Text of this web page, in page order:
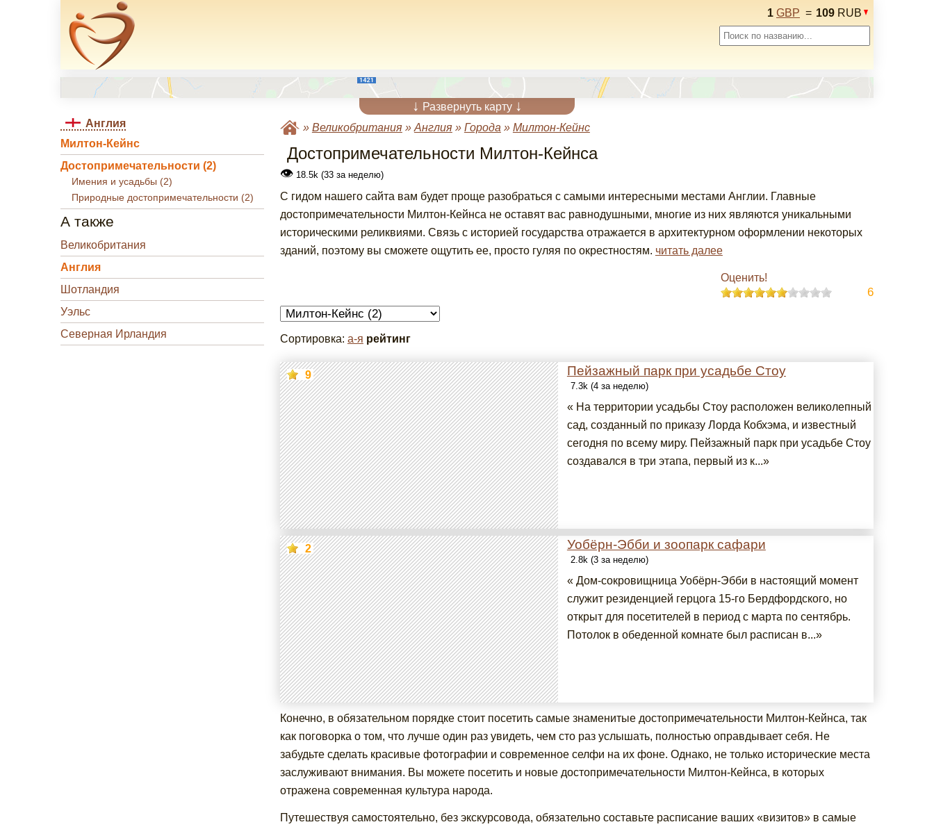
1 GBP = 109 RUB
↓ Развернуть карту ↓
Англия
Милтон-Кейнс
Достопримечательности (2)
Имения и усадьбы (2)
Природные достопримечательности (2)
А также
Великобритания
Англия
Шотландия
Уэльс
Северная Ирландия
» Великобритания» Англия» Города » Милтон-Кейнс
Достопримечательности Милтон-Кейнса
👁18.5k (33 за неделю)
С гидом нашего сайта вам будет проще разобраться с самыми интересными местами Англии. Главные
достопримечательности Милтон-Кейнса не оставят вас равнодушными, многие из них являются уникальными
историческими реликвиями. Связь с историей государства отражается в архитектурном оформлении некоторых
зданий, поэтому вы сможете ощутить ее, просто гуляя по окрестностям. читать далее
Оценить!
6
Сортировка: а-я рейтинг
Пейзажный парк при усадьбе Стоу
9
7.3k (4 за неделю)
« На территории усадьбы Стоу расположен великолепный
сад, созданный по приказу Лорда Кобхэма, и известный
сегодня по всему миру. Пейзажный парк при усадьбе Стоу
создавался в три этапа, первый из к...»
Уобёрн-Эбби и зоопарк сафари
2
2.8k (3 за неделю)
« Дом-сокровищница Уобёрн-Эбби в настоящий момент
служит резиденцией герцога 15-го Бердфордского, но
открыт для посетителей в период с марта по сентябрь.
Потолок в обеденной комнате был расписан в...»
Конечно, в обязательном порядке стоит посетить самые знаменитые достопримечательности Милтон-Кейнса, так
как поговорка о том, что лучше один раз увидеть, чем сто раз услышать, полностью оправдывает себя. Не
забудьте сделать красивые фотографии и современное селфи на их фоне. Однако, не только исторические места
заслуживают внимания. Вы можете посетить и новые достопримечательности Милтон-Кейнса, в которых
отражена современная культура народа.
Путешествуя самостоятельно, без экскурсовода, обязательно составьте расписание ваших «визитов» в самые